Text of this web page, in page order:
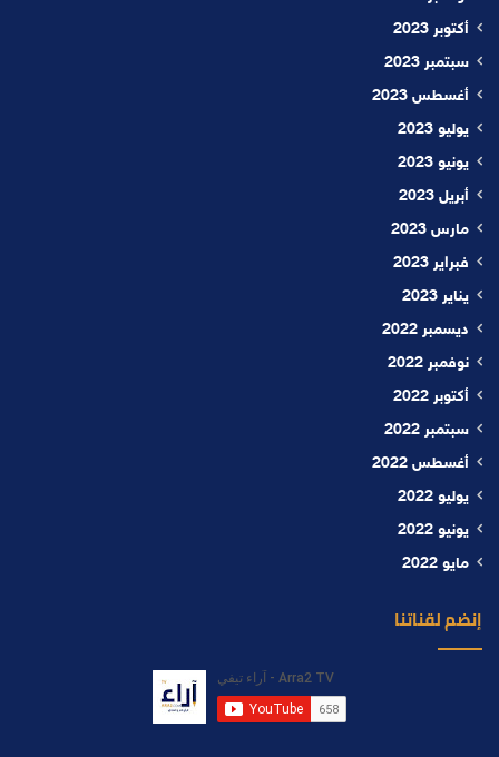
أكتوبر 2023
سبتمبر 2023
أغسطس 2023
يوليو 2023
يونيو 2023
أبريل 2023
مارس 2023
فبراير 2023
يناير 2023
ديسمبر 2022
نوفمبر 2022
أكتوبر 2022
سبتمبر 2022
أغسطس 2022
يوليو 2022
يونيو 2022
مايو 2022
إنضم لقناتنا